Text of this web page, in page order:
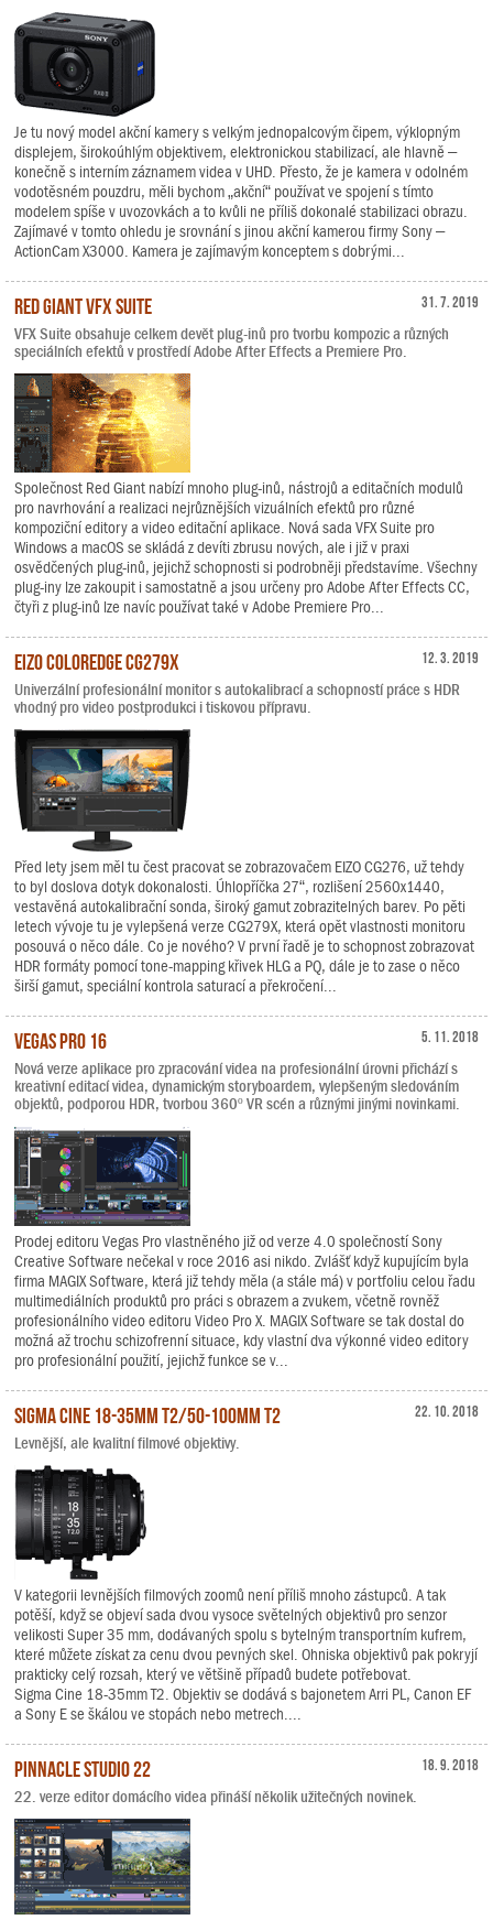
Je tu nový model akční kamery s velkým jednopalcovým čipem, výklopným
displejem, širokoúhlým objektivem, elektronickou stabilizací, ale hlavně –
konečně s interním záznamem videa v UHD. Přesto, že je kamera v odolném
vodotěsném pouzdru, měli bychom „akční“ používat ve spojení s tímto
modelem spíše v uvozovkách a to kvůli ne příliš dokonalé stabilizaci obrazu.
Zajímavé v tomto ohledu je srovnání s jinou akční kamerou firmy Sony –
ActionCam X3000. Kamera je zajímavým konceptem s dobrými...
31. 7. 2019
Red Giant VFX Suite
VFX Suite obsahuje celkem devět plug-inů pro tvorbu kompozic a různých
speciálních efektů v prostředí Adobe After Effects a Premiere Pro.
Společnost Red Giant nabízí mnoho plug-inů, nástrojů a editačních modulů
pro navrhování a realizaci nejrůznějších vizuálních efektů pro různé
kompoziční editory a video editační aplikace. Nová sada VFX Suite pro
Windows a macOS se skládá z devíti zbrusu nových, ale i již v praxi
osvědčených plug-inů, jejichž schopnosti si podrobněji představíme. Všechny
plug-iny lze zakoupit i samostatně a jsou určeny pro Adobe After Effects CC,
čtyři z plug-inů lze navíc používat také v Adobe Premiere Pro...
12. 3. 2019
EIZO ColorEdge CG279X
Univerzální profesionální monitor s autokalibrací a schopností práce s HDR
vhodný pro video postprodukci i tiskovou přípravu.
Před lety jsem měl tu čest pracovat se zobrazovačem EIZO CG276, už tehdy
to byl doslova dotyk dokonalosti. Úhlopříčka 27“, rozlišení 2560x1440,
vestavěná autokalibrační sonda, široký gamut zobrazitelných barev. Po pěti
letech vývoje tu je vylepšená verze CG279X, která opět vlastnosti monitoru
posouvá o něco dále. Co je nového? V první řadě je to schopnost zobrazovat
HDR formáty pomocí tone-mapping křivek HLG a PQ, dále je to zase o něco
širší gamut, speciální kontrola saturací a překročení...
5. 11. 2018
Vegas Pro 16
Nová verze aplikace pro zpracování videa na profesionální úrovni přichází s
kreativní editací videa, dynamickým storyboardem, vylepšeným sledováním
objektů, podporou HDR, tvorbou 360º VR scén a různými jinými novinkami.
Prodej editoru Vegas Pro vlastněného již od verze 4.0 společností Sony
Creative Software nečekal v roce 2016 asi nikdo. Zvlášť když kupujícím byla
firma MAGIX Software, která již tehdy měla (a stále má) v portfoliu celou řadu
multimediálních produktů pro práci s obrazem a zvukem, včetně rovněž
profesionálního video editoru Video Pro X. MAGIX Software se tak dostal do
možná až trochu schizofrenní situace, kdy vlastní dva výkonné video editory
pro profesionální použití, jejichž funkce se v...
22. 10. 2018
Sigma Cine 18-35mm T2/50-100mm T2
Levnější, ale kvalitní filmové objektivy.
V kategorii levnějších filmových zoomů není příliš mnoho zástupců. A tak
potěší, když se objeví sada dvou vysoce světelných objektivů pro senzor
velikosti Super 35 mm, dodávaných spolu s bytelným transportním kufrem,
které můžete získat za cenu dvou pevných skel. Ohniska objektivů pak pokryjí
prakticky celý rozsah, který ve většině případů budete potřebovat.
Sigma Cine 18-35mm T2. Objektiv se dodává s bajonetem Arri PL, Canon EF
a Sony E se škálou ve stopách nebo metrech....
18. 9. 2018
Pinnacle Studio 22
22. verze editor domácího videa přináší několik užitečných novinek.